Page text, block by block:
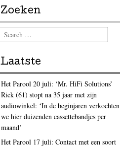
Zoeken
Search
Laatste
Het Parool 20 juli: ‘Mr. HiFi Solutions’
Rick (61) stopt na 35 jaar met zijn
audiowinkel: ‘In de beginjaren verkochten
we hier duizenden cassettebandjes per
maand’
Het Parool 17 juli: Contact met een soort